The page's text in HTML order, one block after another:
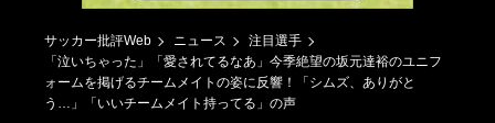
サッカー批評Web ニュース
注目選手
「泣いちゃった」「愛されてるなあ」今季絶望の坂元達裕のユニフ
ォームを掲げるチームメイトの姿に反響！「シムズ、ありがと
う…」「いいチームメイト持ってる」の声